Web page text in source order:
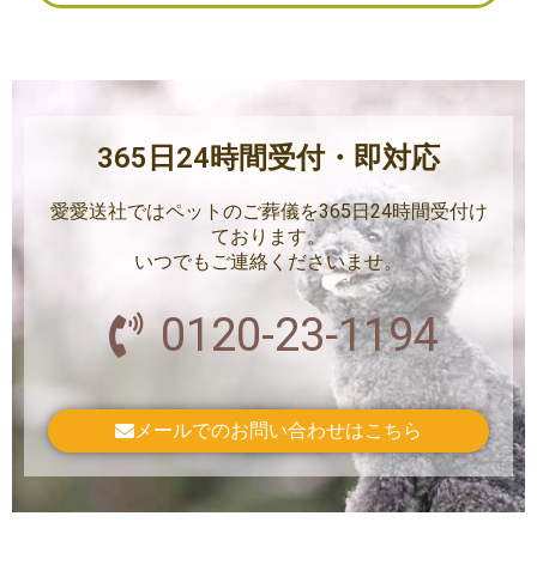
365日24時間受付・即対応
愛愛送社ではペットのご葬儀を365日24時間受付け
ております。
いつでもご連絡くださいませ。
0120-23-1194
メールでのお問い合わせはこちら